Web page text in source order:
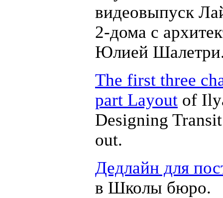
видеовыпуск
2-дома с
Юлией
The first three
part Layout of
Designing
out.
Дедлайн для
в Школы бюро.